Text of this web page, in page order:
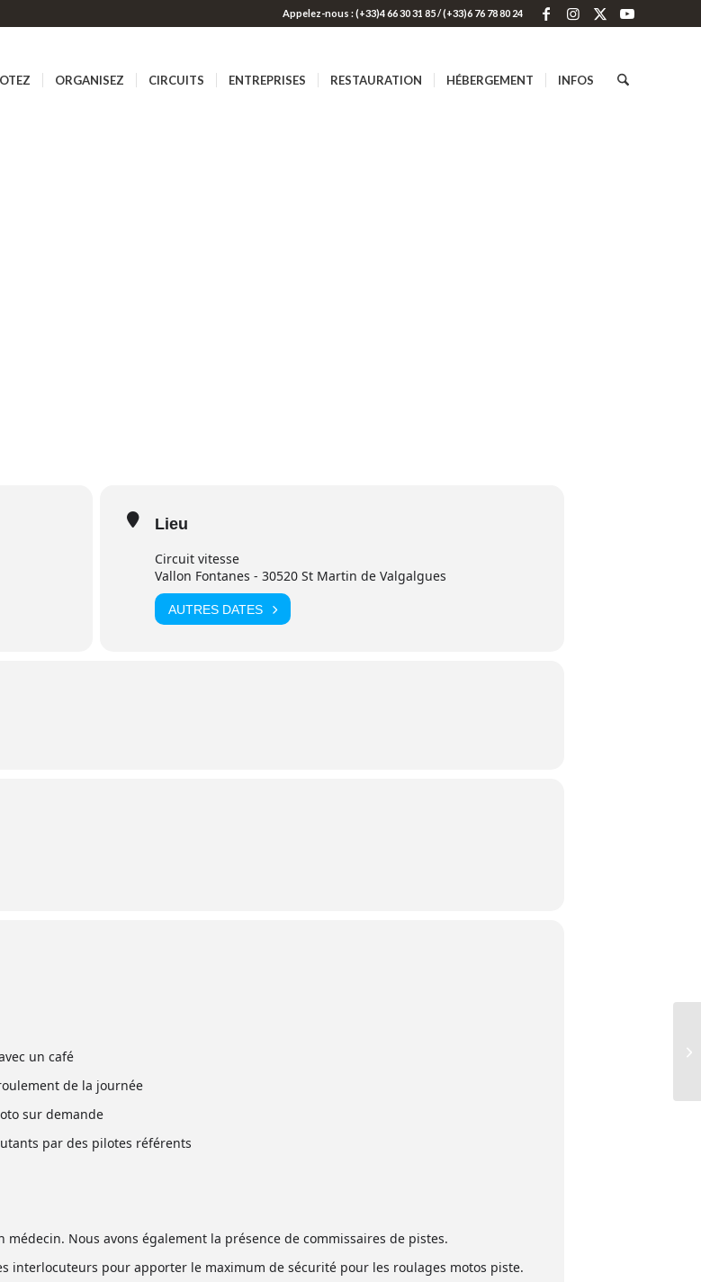
Appelez-nous : (+33)4 66 30 31 85 / (+33)6 76 78 80 24
ORGANISEZ CIRCUITS ENTREPRISES RESTAURATION HÉBERGEMENT INFOS
Lieu
Circuit vitesse
Vallon Fontanes - 30520 St Martin de Valgalgues
AUTRES DATES
un café
de la journée
sur demande
par des pilotes référents
Nous avons également la présence de commissaires de pistes.
interlocuteurs pour apporter le maximum de sécurité pour les roulages motos piste.